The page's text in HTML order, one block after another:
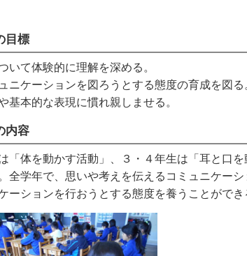
目標
いて体験的に理解を深める。
ニケーションを図ろうとする態度の育成を図る
基本的な表現に慣れ親しませる。
内容
体を動かす活動」、３・４年生は「耳と口を
全学年で、思いや考えを伝えるコミュニケー
ーションを行おうとする態度を養うことができ